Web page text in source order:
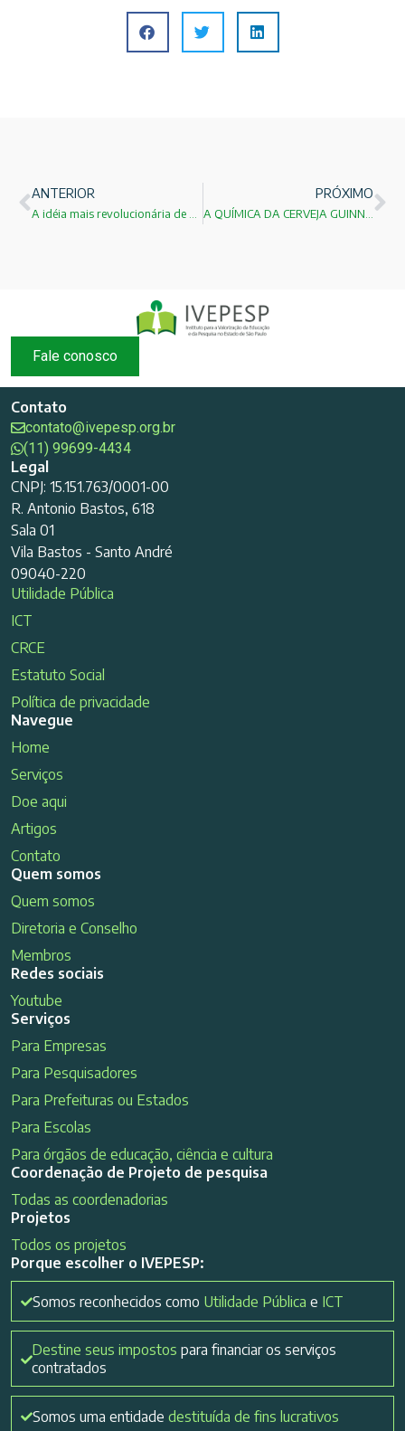
ANTERIOR PRÓXIMO
Fale conosco
Contato
contato@ivepesp.org.br
(11) 99699-4434
Legal
CNPJ: 15.151.763/0001-00
R. Antonio Bastos, 618
Sala 01
Vila Bastos - Santo André
09040-220
Utilidade Pública
ICT
CRCE
Estatuto Social
Política de privacidade
Navegue
Home
Serviços
Doe aqui
Artigos
Contato
Quem somos
Quem somos
Diretoria e Conselho
Membros
Redes sociais
Youtube
Serviços
Para Empresas
Para Pesquisadores
Para Prefeituras ou Estados
Para Escolas
Para órgãos de educação, ciência e cultura
Coordenação de Projeto de pesquisa
Todas as coordenadorias
Projetos
Todos os projetos
Porque escolher o IVEPESP:
Somos reconhecidos como Utilidade Pública e ICT
Destine seus impostos para financiar os serviços
contratados
Somos uma entidade destituída de fins lucrativos